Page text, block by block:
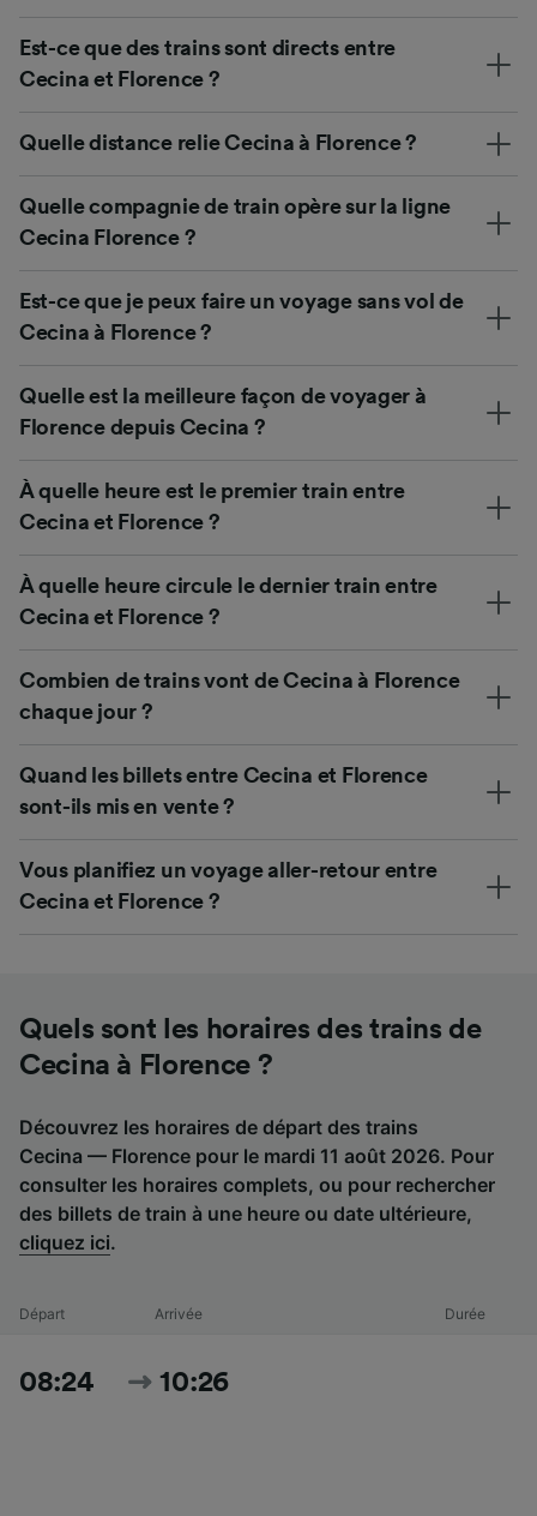
Est-ce que des trains sont directs entre
Cecina et Florence ?
Quelle distance relie Cecina à Florence ?
Quelle compagnie de train opère sur la ligne
Cecina Florence ?
Est-ce que je peux faire un voyage sans vol de
Cecina à Florence ?
Quelle est la meilleure façon de voyager à
Florence depuis Cecina ?
À quelle heure est le premier train entre
Cecina et Florence ?
À quelle heure circule le dernier train entre
Cecina et Florence ?
Combien de trains vont de Cecina à Florence
chaque jour ?
Quand les billets entre Cecina et Florence
sont-ils mis en vente ?
Vous planifiez un voyage aller-retour entre
Cecina et Florence ?
Quels sont les horaires des trains de
Cecina à Florence ?
Découvrez les horaires de départ des trains
Cecina — Florence pour le mardi 11 août 2026. Pour
consulter les horaires complets, ou pour rechercher
des billets de train à une heure ou date ultérieure,
cliquez ici.
Départ Arrivée Durée
08:24 10:26